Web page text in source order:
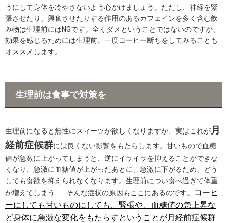
うにして身体を冷やさないよう心がけましょう。ただし、神経を緊
張させたり、興奮させたりする作用のあるカフェインを多く含む飲
み物は生理前にはNGです。全くダメということではないのですが、
効果を感じるためには生理前、一度コーヒー断ちをしてみることも
オススメします。
生理前は食事で対策を
生理前になると無性にスィーツが欲しくなりますが、実はこれが月
経前症候群には良くない影響をもたらします。甘いもので血糖
値が急激に上がってしまうと、逆にイライラを抑えることができな
くなり、急激に血糖値が上がったあとに、急激に下がるため、どう
しても食欲を抑えられなくなります。生理前につい食べ過ぎて体重
が増えてしまう… そんな症状の原因もここにあるのです。
コーヒ
ーにしても甘いものにしても、緊張や、血糖値の急上昇な
ど身体に急激な変化をもたらすということが月経前症候群